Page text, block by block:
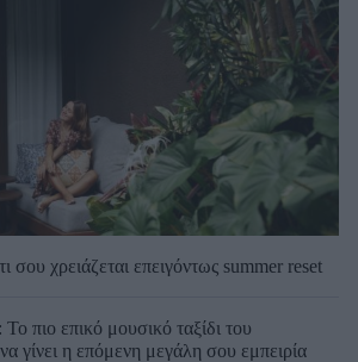
σου χρειάζεται επειγόντως summer reset
πιο επικό μουσικό ταξίδι του
γίνει η επόμενη μεγάλη σου εμπειρία